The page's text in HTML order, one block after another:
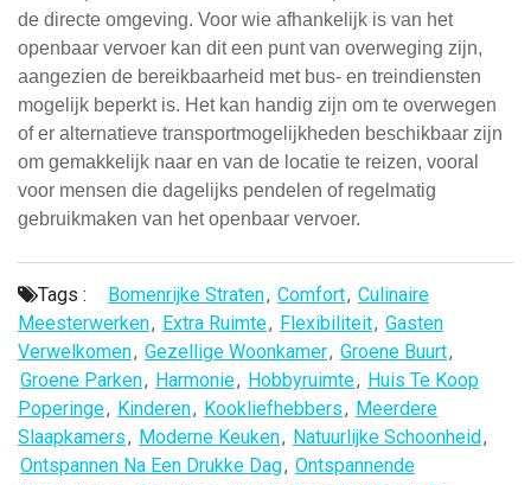
de directe omgeving. Voor wie afhankelijk is van het
openbaar vervoer kan dit een punt van overweging zijn,
aangezien de bereikbaarheid met bus- en treindiensten
mogelijk beperkt is. Het kan handig zijn om te overwegen
of er alternatieve transportmogelijkheden beschikbaar zijn
om gemakkelijk naar en van de locatie te reizen, vooral
voor mensen die dagelijks pendelen of regelmatig
gebruikmaken van het openbaar vervoer.
Tags : Bomenrijke Straten, Comfort, Culinaire
Meesterwerken, Extra Ruimte, Flexibiliteit, Gasten
Verwelkomen, Gezellige Woonkamer, Groene Buurt,
Groene Parken, Harmonie, Hobbyruimte, Huis Te Koop
Poperinge, Kinderen, Kookliefhebbers, Meerdere
Slaapkamers, Moderne Keuken, Natuurlijke Schoonheid,
Ontspannen Na Een Drukke Dag, Ontspannende